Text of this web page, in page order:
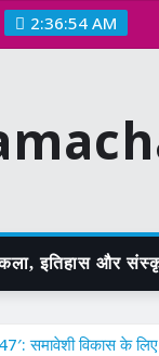
2:36:55 AM
इतिहास और
समावेशी विकास के लिए